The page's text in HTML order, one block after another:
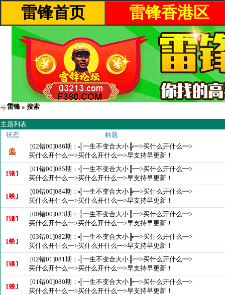
雷锋首页 雷锋香港区
雷锋 » 搜索
主题列表
状态
标题
[02错00]086期：╣一生不变合大小╠━>买什么开什么━>
买什么开什么━>买什么开什么━>早支持早更新！
[01错00]085期：╣一生不变合大小╠━>买什么开什么━>
买什么开什么━>买什么开什么━>早支持早更新！
[00错00]084期：╣一生不变合大小╠━>买什么开什么━>
买什么开什么━>买什么开什么━>早支持早更新！
[00错00]083期：╣一生不变合大小╠━>买什么开什么━>
买什么开什么━>买什么开什么━>早支持早更新！
[03错01]082期：╣一生不变合大小╠━>买什么开什么━>
买什么开什么━>买什么开什么━>早支持早更新！
[02错01]081期：╣一生不变合大小╠━>买什么开什么━>
买什么开什么━>买什么开什么━>早支持早更新！
[01错00]080期：╣一生不变合大小╠━>买什么开什么━>
买什么开什么━>买什么开什么━>早支持早更新！